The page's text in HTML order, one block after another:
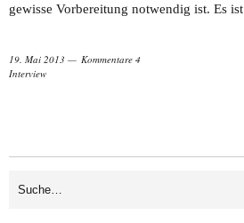
gewisse Vorbereitung notwendig ist. Es
19. Mai 2013
Kommentare 4
Interview